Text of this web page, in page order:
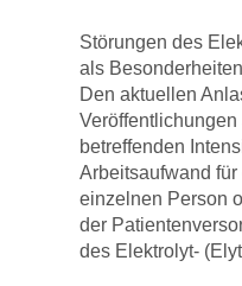
Störungen des
als
Den aktuellen
betreffenden
Arbeitsaufwand
einzelnen Person
der
des Elektrolyt-